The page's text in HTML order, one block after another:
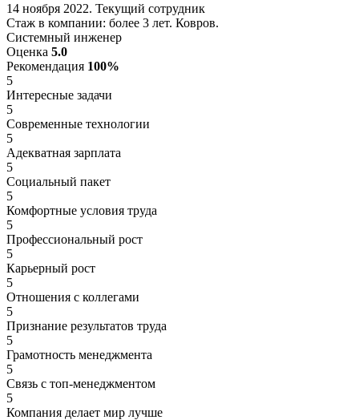
14 ноября 2022. Текущий сотрудник
Стаж в компании: более 3 лет. Ковров.
Системный инженер
Оценка 5.0
Рекомендация 100%
5
Интересные задачи
5
Современные технологии
5
Адекватная зарплата
5
Социальный пакет
5
Комфортные условия труда
5
Профессиональный рост
5
Карьерный рост
5
Отношения с коллегами
5
Признание результатов труда
5
Грамотность менеджмента
5
Связь с топ-менеджментом
5
Компания делает мир лучше